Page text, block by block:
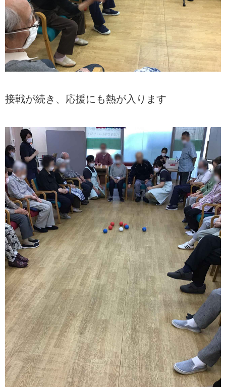
接戦が続き、応援にも熱が入ります